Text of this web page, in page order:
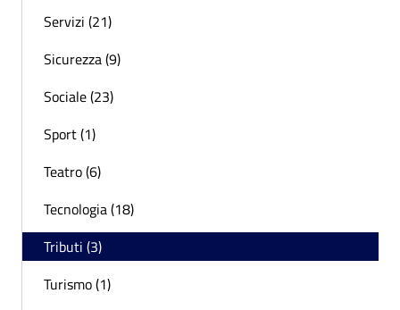
Servizi (21)
Sicurezza (9)
Sociale (23)
Sport (1)
Teatro (6)
Tecnologia (18)
Tributi (3)
Turismo (1)